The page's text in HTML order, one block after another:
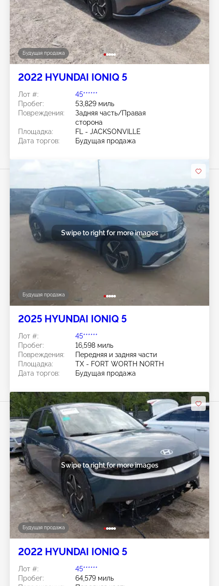
Будущая продажа
2022 HYUNDAI IONIQ 5
Лот #:
45******
Пробег:
53,829 миль
Повреждения:
Задняя часть/Правая
сторона
Площадка:
FL - JACKSONVILLE
Дата торгов:
Будущая продажа
Будущая продажа
Swipe to right for more images
2025 HYUNDAI IONIQ 5
Лот #:
45******
Пробег:
16,598 миль
Повреждения:
Передняя и задняя части
Площадка:
TX - FORT WORTH NORTH
Дата торгов:
Будущая продажа
Будущая продажа
Swipe to right for more images
2022 HYUNDAI IONIQ 5
Лот #:
45******
Пробег:
64,579 миль